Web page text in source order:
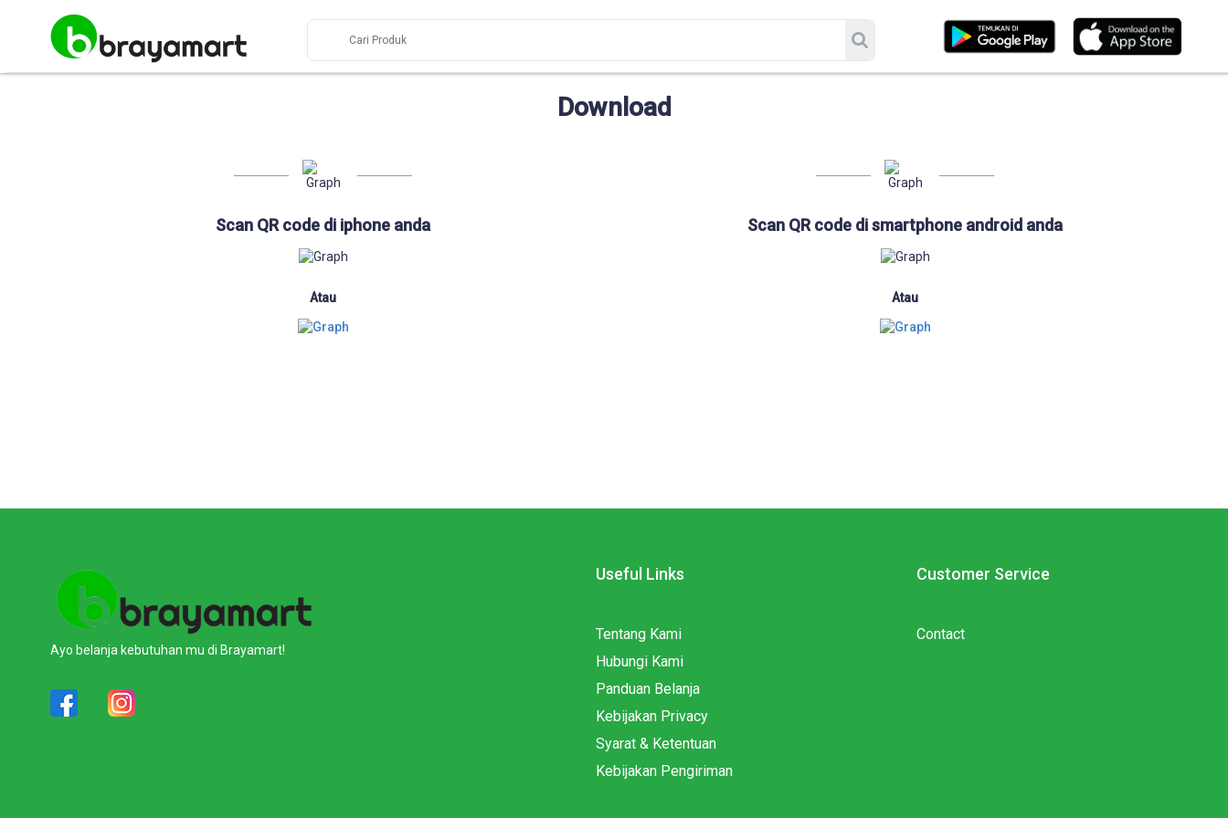
Download
Scan QR code di iphone anda
Atau
Scan QR code di smartphone android anda
Atau
Ayo belanja kebutuhan mu di Brayamart!
Useful Links
Tentang Kami
Hubungi Kami
Panduan Belanja
Kebijakan Privacy
Syarat & Ketentuan
Kebijakan Pengiriman
Customer Service
Contact